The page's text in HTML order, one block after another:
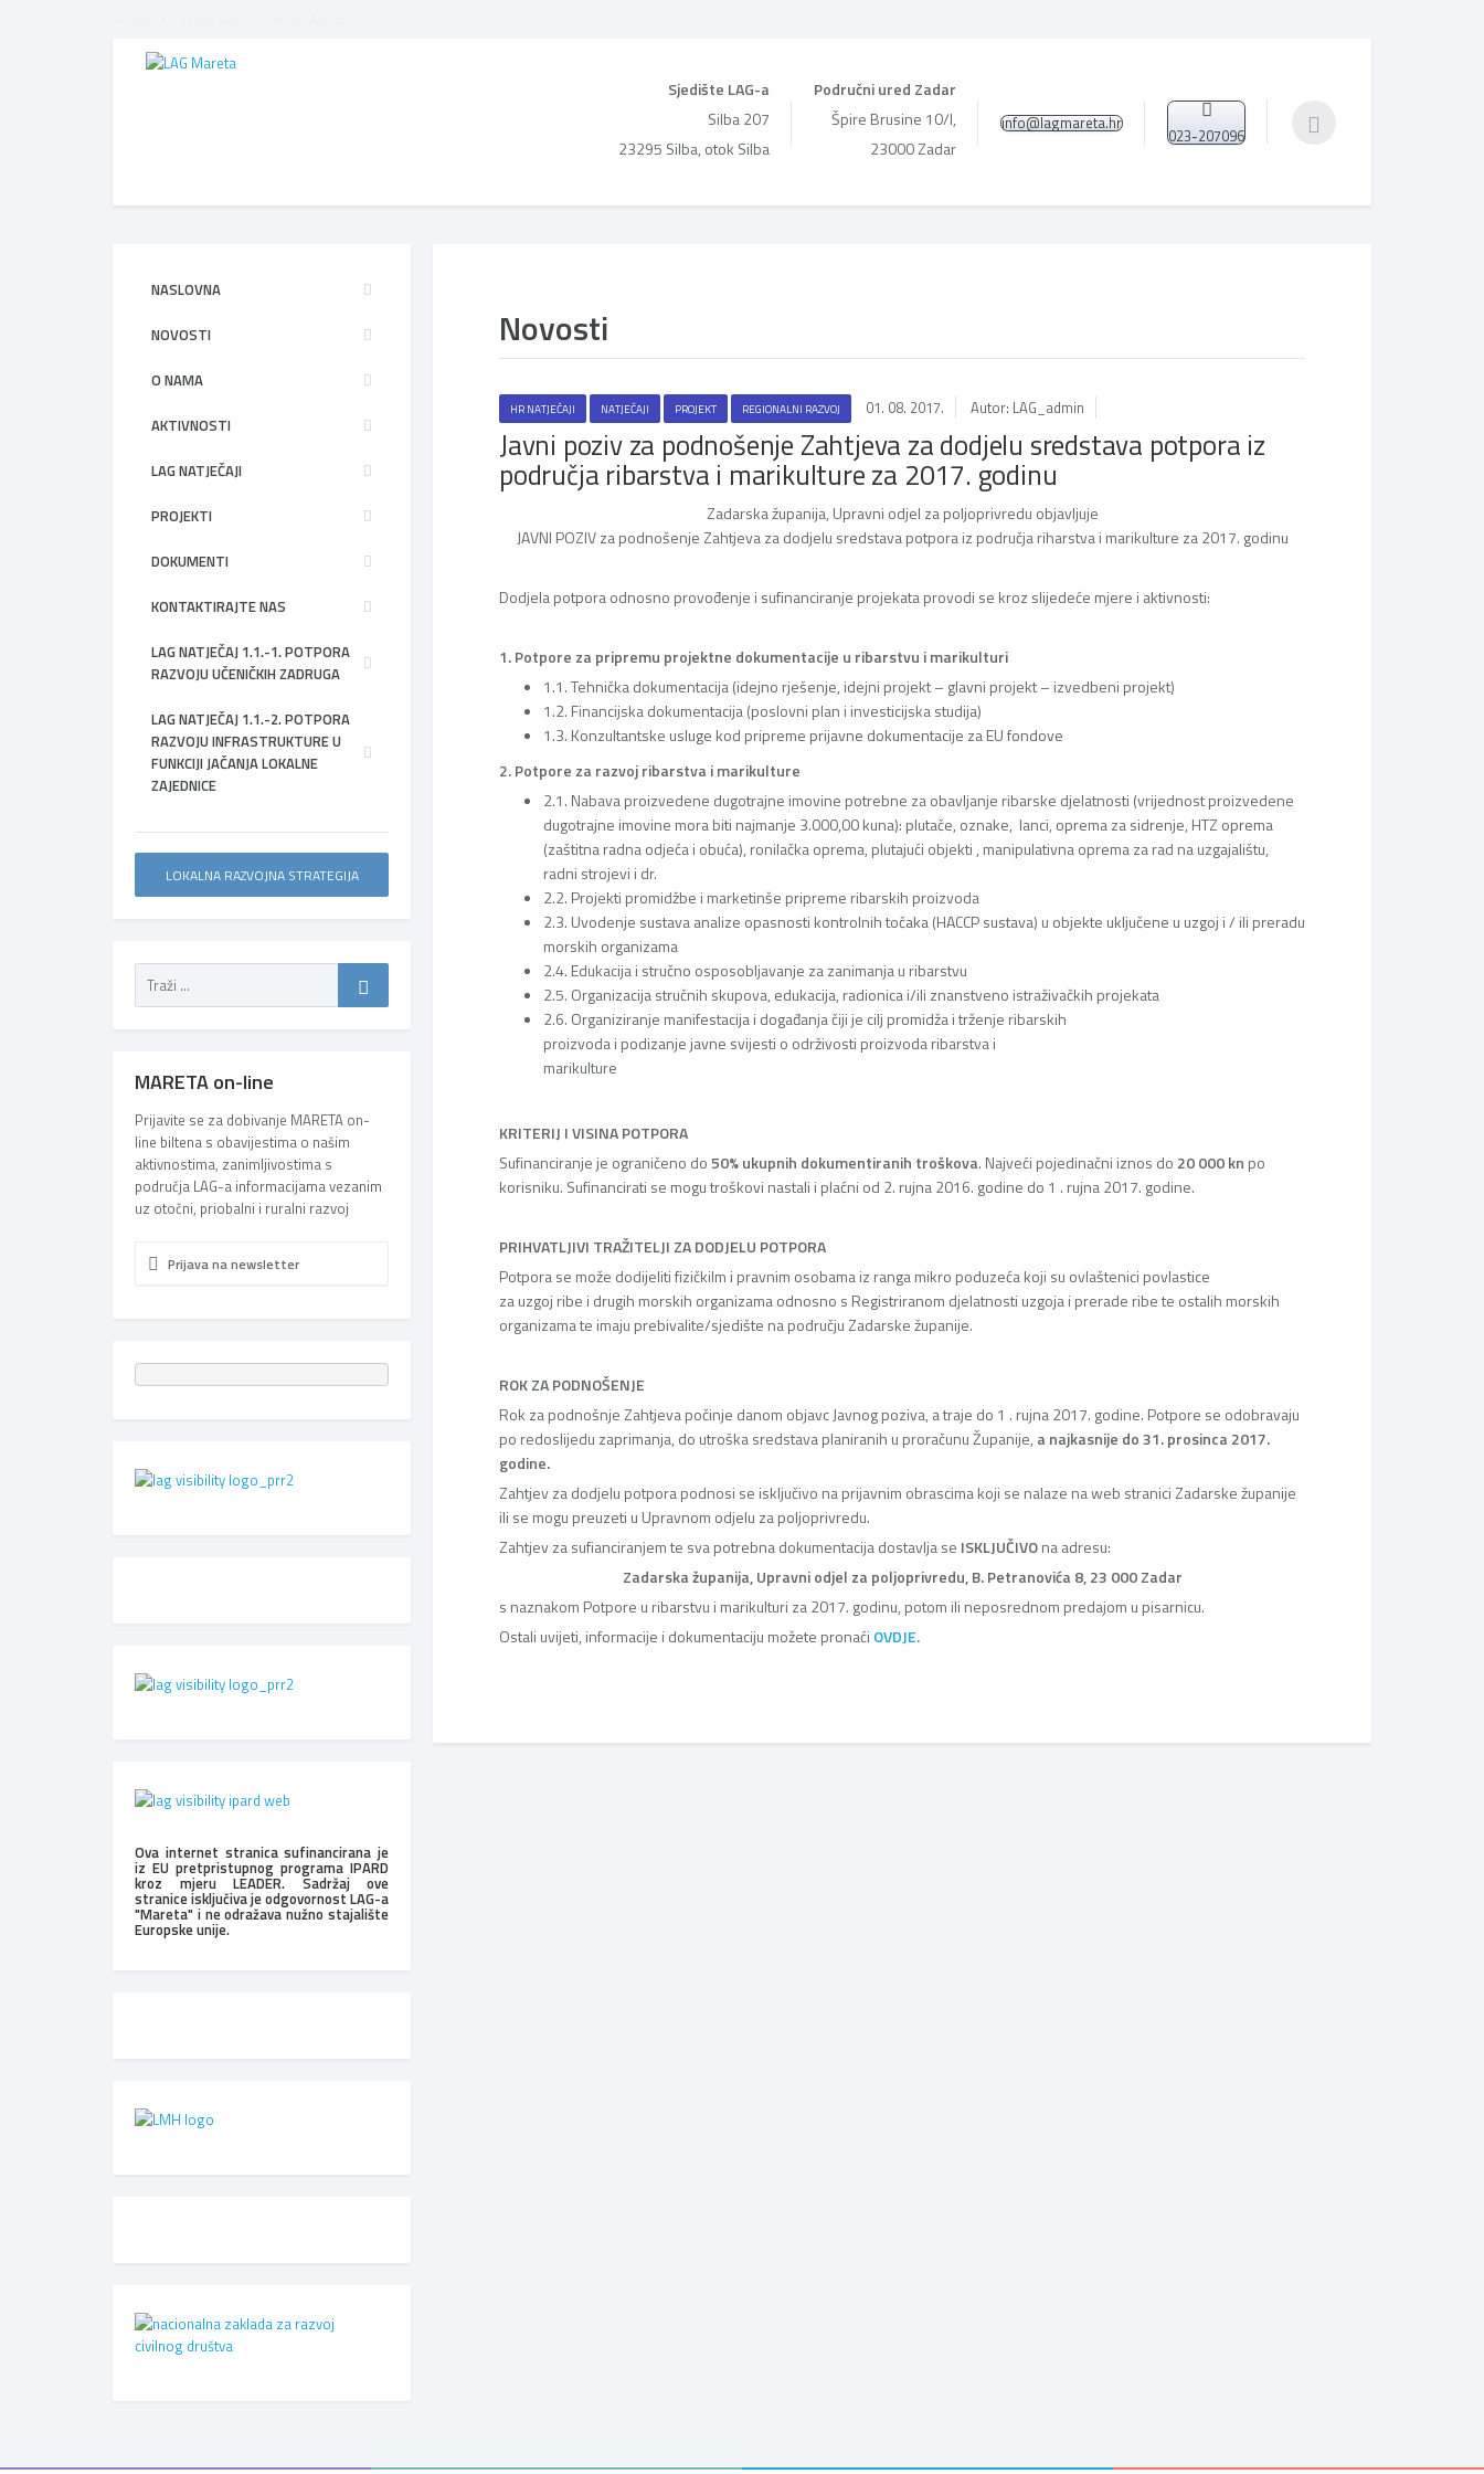
Sjedište LAG-a
Silba 207
23295 Silba, otok Silba
Područni ured Zadar
Špire Brusine 10/I,
23000 Zadar
info@lagmareta.hr
023-207096
Novosti
HR NATJEČAJI NATJEČAJI PROJEKT REGIONALNI RAZVOJ 01. 08. 2017. Autor: LAG_admin
Javni poziv za podnošenje Zahtjeva za dodjelu sredstava potpora iz
područja ribarstva i marikulture za 2017. godinu
Zadarska županija, Upravni odjel za poljoprivredu objavljuje
JAVNI POZIV za podnošenje Zahtjeva za dodjelu sredstava potpora iz područja riharstva i marikulture za 2017. godinu
Dodjela potpora odnosno provođenje i sufinanciranje projekata provodi se kroz slijedeće mjere i aktivnosti:
1. Potpore za pripremu projektne dokumentacije u ribarstvu i marikulturi
1.1. Tehnička dokumentacija (idejno rješenje, idejni projekt – glavni projekt – izvedbeni projekt)
1.2. Financijska dokumentacija (poslovni plan i investicijska studija)
1.3. Konzultantske usluge kod pripreme prijavne dokumentacije za EU fondove
2. Potpore za razvoj ribarstva i marikulture
2.1. Nabava proizvedene dugotrajne imovine potrebne za obavljanje ribarske djelatnosti (vrijednost proizvedene
dugotrajne imovine mora biti najmanje 3.000,00 kuna): plutače, oznake, lanci, oprema za sidrenje, HTZ oprema
(zaštitna radna odjeća i obuća), ronilačka oprema, plutajući objekti , manipulativna oprema za rad na uzgajalištu,
radni strojevi i dr.
2.2. Projekti promidžbe i marketinše pripreme ribarskih proizvoda
2.3. Uvodenje sustava analize opasnosti kontrolnih točaka (HACCP sustava) u objekte uključene u uzgoj i / ili preradu
morskih organizama
2.4. Edukacija i stručno osposobljavanje za zanimanja u ribarstvu
2.5. Organizacija stručnih skupova, edukacija, radionica i/ili znanstveno istraživačkih projekata
2.6. Organiziranje manifestacija i događanja čiji je cilj promidža i trženje ribarskih
proizvoda i podizanje javne svijesti o održivosti proizvoda ribarstva i
marikulture
KRITERIJ I VISINA POTPORA
Sufinanciranje je ograničeno do50% ukupnih dokumentiranih troškova. Najveći pojedinačni iznos do 20 000 kn po
korisniku. Sufinancirati se mogu troškovi nastali i plaćni od 2. rujna 2016. godine do 1 . rujna 2017. godine.
PRIHVATLJIVI TRAŽITELJI ZA DODJELU POTPORA
Potpora se može dodijeliti fizičkilm i pravnim osobama iz ranga mikro poduzeća koji su ovlaštenici povlastice
za uzgoj ribe i drugih morskih organizama odnosno s Registriranom djelatnosti uzgoja i prerade ribe te ostalih morskih
organizama te imaju prebivalite/sjedište na području Zadarske županije.
ROK ZA PODNOŠENJE
Rok za podnošnje Zahtjeva počinje danom objavc Javnog poziva, a traje do 1 . rujna 2017. godine. Potpore se odobravaju
po redoslijedu zaprimanja, do utroška sredstava planiranih u proračunu Županije, a najkasnije do 31. prosinca 2017.
godine.
Zahtjev za dodjelu potpora podnosi se isključivo na prijavnim obrascima koji se nalaze na web stranici Zadarske županije
ili se mogu preuzeti u Upravnom odjelu za poljoprivredu.
Zahtjev za sufianciranjem te sva potrebna dokumentacija dostavlja se ISKLJUČIVOna adresu:
Zadarska županija, Upravni odjel za poljoprivredu, B. Petranovića 8, 23 000 Zadar
s naznakom Potpore u ribarstvu i marikulturi za 2017. godinu, potom ili neposrednom predajom u pisarnicu.
Ostali uvijeti, informacije i dokumentaciju možete pronaći OVDJE.
NASLOVNA
NOVOSTI
O NAMA
AKTIVNOSTI
LAG NATJEČAJI
PROJEKTI
DOKUMENTI
KONTAKTIRAJTE NAS
LAG NATJEČAJ 1.1.-1. POTPORA
RAZVOJU UČENIČKIH ZADRUGA
LAG NATJEČAJ 1.1.-2. POTPORA
RAZVOJU INFRASTRUKTURE U
FUNKCIJI JAČANJA LOKALNE
ZAJEDNICE
LOKALNA RAZVOJNA STRATEGIJA
MARETA on-line
Prijavite se za dobivanje MARETA on-
line biltena s obavijestima o našim
aktivnostima, zanimljivostima s
područja LAG-a informacijama vezanim
uz otočni, priobalni i ruralni razvoj
Prijava na newsletter
Ova internet stranica sufinancirana je
iz EU pretpristupnog programa IPARD
kroz mjeru LEADER. Sadržaj ove
stranice isključiva je odgovornost LAG-a
"Mareta" i ne odražava nužno stajalište
Europske unije.